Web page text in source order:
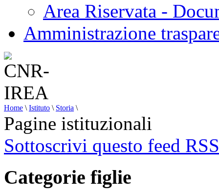
Area Riservata -
Amministrazione
Home \ Istituto \ Storia \
Pagine istituzionali
Sottoscrivi questo feed RSS
Categorie figlie